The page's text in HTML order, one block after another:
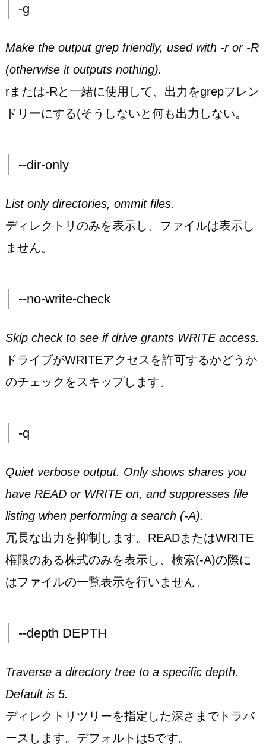
-g
Make the output grep friendly, used with -r or -R
(otherwise it outputs nothing).
rまたは-Rと一緒に使用して、出力をgrepフレン
ドリーにする(そうしないと何も出力しない。
--dir-only
List only directories, ommit files.
ディレクトリのみを表示し、ファイルは表示し
ません。
--no-write-check
Skip check to see if drive grants WRITE access.
ドライブがWRITEアクセスを許可するかどうか
のチェックをスキップします。
-q
Quiet verbose output. Only shows shares you
have READ or WRITE on, and suppresses file
listing when performing a search (-A).
冗長な出力を抑制します。READまたはWRITE
権限のある株式のみを表示し、検索(-A)の際に
はファイルの一覧表示を行いません。
--depth DEPTH
Traverse a directory tree to a specific depth.
Default is 5.
ディレクトリツリーを指定した深さまでトラバ
ースします。デフォルトは5です。